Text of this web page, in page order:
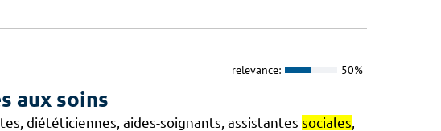
relevance: 50%
aux soins
diététiciennes, aides-soignants, assistantes sociales,